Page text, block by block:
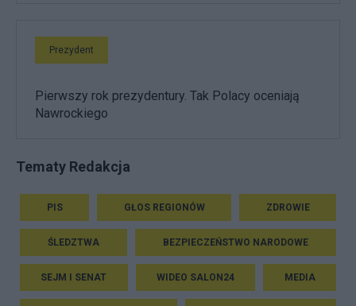
Prezydent
Pierwszy rok prezydentury. Tak Polacy oceniają
Nawrockiego
Tematy Redakcja
PIS GŁOS REGIONÓW ZDROWIE
ŚLEDZTWA BEZPIECZEŃSTWO NARODOWE
SEJM I SENAT WIDEO SALON24 MEDIA